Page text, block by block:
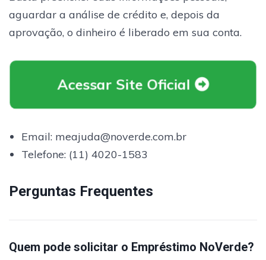
aguardar a análise de crédito e, depois da
aprovação, o dinheiro é liberado em sua conta.
Acessar Site Oficial
Email: meajuda@noverde.com.br
Telefone: (11) 4020-1583
Perguntas Frequentes
Quem pode solicitar o Empréstimo NoVerde?